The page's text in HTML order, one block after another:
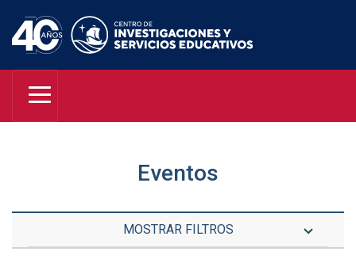
Eventos
MOSTRAR FILTROS